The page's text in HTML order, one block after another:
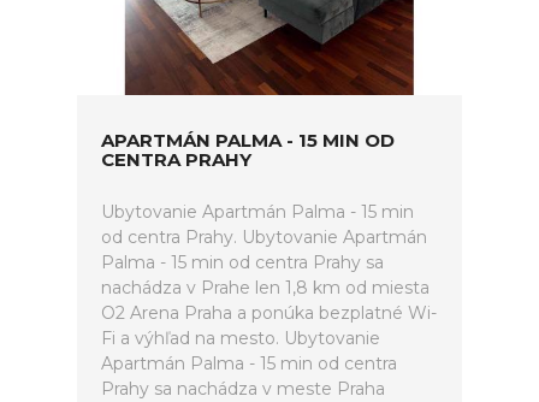
APARTMÁN PALMA - 15 MIN OD
CENTRA PRAHY
Ubytovanie Apartmán Palma - 15 min
od centra Prahy. Ubytovanie Apartmán
Palma - 15 min od centra Prahy sa
nachádza v Prahe len 1,8 km od miesta
O2 Arena Praha a ponúka bezplatné Wi-
Fi a výhľad na mesto. Ubytovanie
Apartmán Palma - 15 min od centra
Prahy sa nachádza v meste Praha